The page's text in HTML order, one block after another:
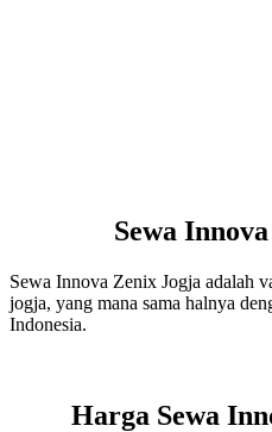
Sewa
Sewa Innova Zenix Jogja adalah
jogja, yang mana sama halnya
Indonesia.
Harga Sewa